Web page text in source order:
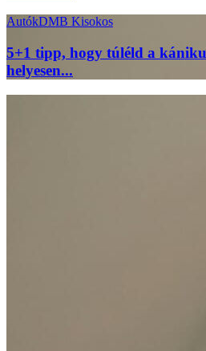
AutókDMB Kisokos
5+1 tipp, hogy túléld a
helyesen...